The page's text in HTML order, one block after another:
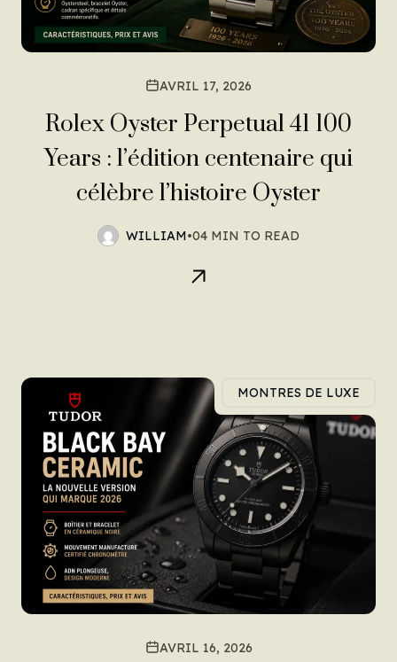
AVRIL 17, 2026
Rolex Oyster Perpetual 41 100
Years : l’édition centenaire qui
célèbre l’histoire Oyster
WILLIAM•04 MIN TO READ
MONTRES DE LUXE
AVRIL 16, 2026